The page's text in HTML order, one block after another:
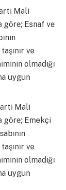
Mali
göre; Esnaf ve
ve
olmadığı
uygun
Mali
göre; Emekçi
ve
olmadığı
uygun